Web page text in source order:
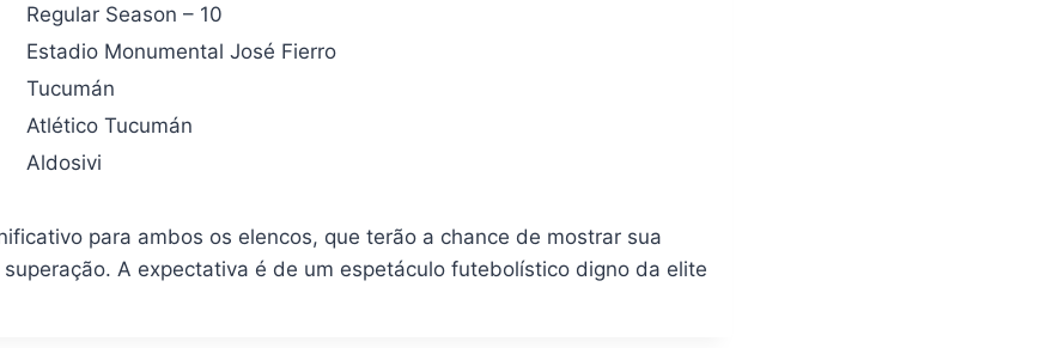
Regular Season – 10
Estadio Monumental José Fierro
Tucumán
Atlético Tucumán
Aldosivi
para ambos os elencos, que terão a chance de mostrar sua
A expectativa é de um espetáculo futebolístico digno da elite